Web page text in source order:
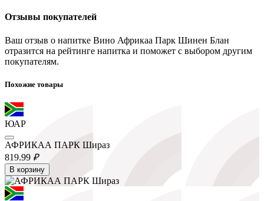
Отзывы покупателей
Ваш отзыв о напитке Вино Африкаа Парк Шинен Блан
отразится на рейтинге напитка и поможет с выбором другим
покупателям.
Похожие товары
ЮАР
АФРИКАА ПАРК Шираз
819.99 ₽
В корзину